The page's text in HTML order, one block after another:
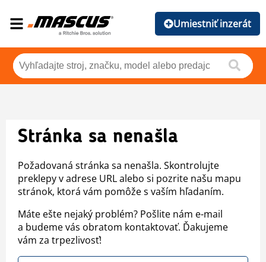
Umiestniť inzerát
Stránka sa nenašla
Požadovaná stránka sa nenašla. Skontrolujte
preklepy v adrese URL alebo si pozrite našu mapu
stránok, ktorá vám pomôže s vaším hľadaním.
Máte ešte nejaký problém? Pošlite nám e-mail
a budeme vás obratom kontaktovať. Ďakujeme
vám za trpezlivosť!